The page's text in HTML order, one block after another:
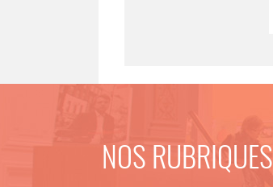
NOS RUBRIQUES